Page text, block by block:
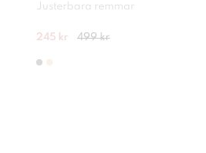
Justerbara remmar
245 kr 499 kr